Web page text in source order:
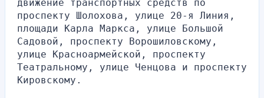
движение транспортных средств по
проспекту Шолохова, улице 20-я Линия,
площади Карла Маркса, улице Большой
Садовой, проспекту Ворошиловскому,
улице Красноармейской, проспекту
Театральному, улице Ченцова и проспекту
Кировскому.